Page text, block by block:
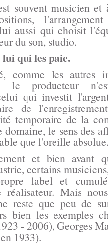
souvent musicien
aussi qui choisit
du son, studio.
qui les paie.
comme les autres
le producteur
qui investit
de
temporaire de la
domaine, le sens des
que l'oreille absolue.
et bien avant
certains
label et
réalisateur. Mais
reste que peu de
bien les exemples
- 2006), Georges
1933).